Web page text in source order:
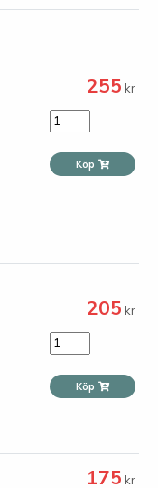
255 kr
Köp
205 kr
Köp
175 kr